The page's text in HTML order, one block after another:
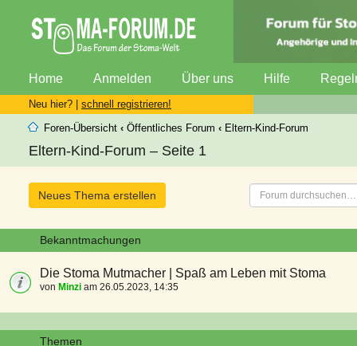
Home Anmelden Über uns Hilfe
Neu hier? | schnell registrieren!
Foren-Übersicht ‹ Öffentliches Forum ‹ Eltern-Kind-Forum
Eltern-Kind-Forum – Seite 1
Neues Thema erstellen
Bekanntmachungen
Die Stoma Mutmacher | Spaß am Leben mit Stoma
von Minzi am 26.05.2023, 14:35
Themen